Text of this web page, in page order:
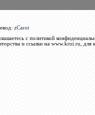
zCarot
с политикой
и ссылки на www.kroi.ru, для